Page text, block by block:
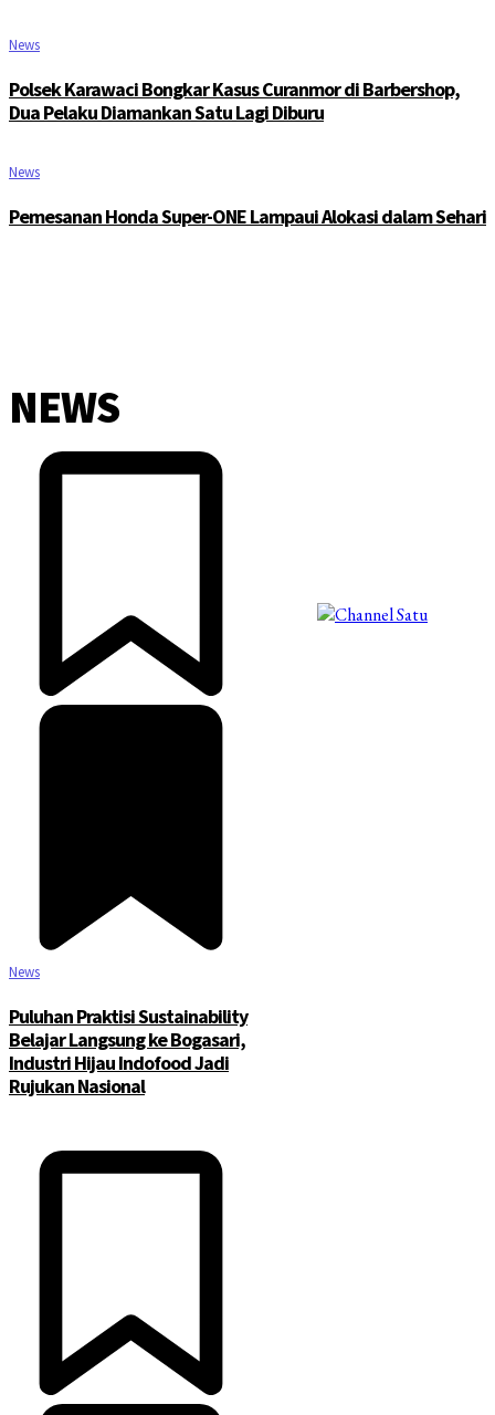
News
Polsek Karawaci Bongkar Kasus Curanmor di Barbershop,
Dua Pelaku Diamankan Satu Lagi Diburu
News
Pemesanan Honda Super-ONE Lampaui Alokasi dalam Sehari
NEWS
News
Puluhan Praktisi Sustainability
Belajar Langsung ke Bogasari,
Industri Hijau Indofood Jadi
Rujukan Nasional